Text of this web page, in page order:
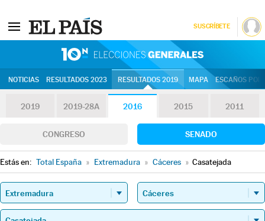
SUSCRÍBETE
NOTICIAS RESULTADOS 2023 RESULTADOS 2019 MAPA ESCAÑOS
2019 2019-28A 2016 2015 2011
CONGRESO SENADO
Estás en: Total España » Extremadura » Cáceres » Casatejada